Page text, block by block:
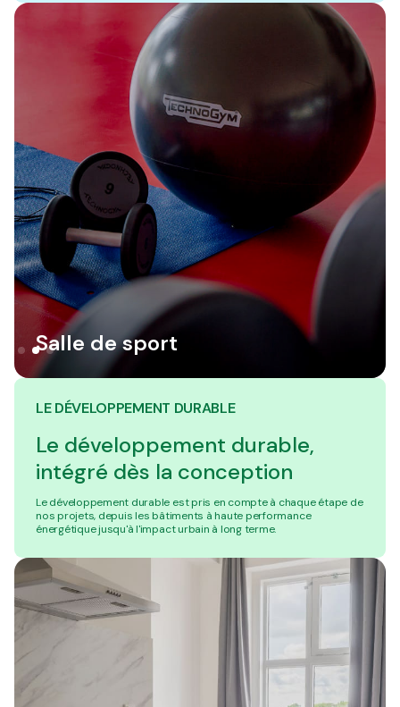
Terrasse extérieure
Salle de sport
Cinéma
LE DÉVELOPPEMENT DURABLE
Le développement durable,
intégré dès la conception
Le développement durable est pris en compte à chaque étape de
nos projets, depuis les bâtiments à haute performance
énergétique jusqu'à l'impact urbain à long terme.